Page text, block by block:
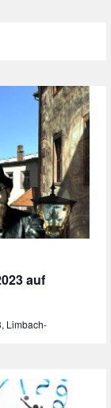
auf
Limbach-